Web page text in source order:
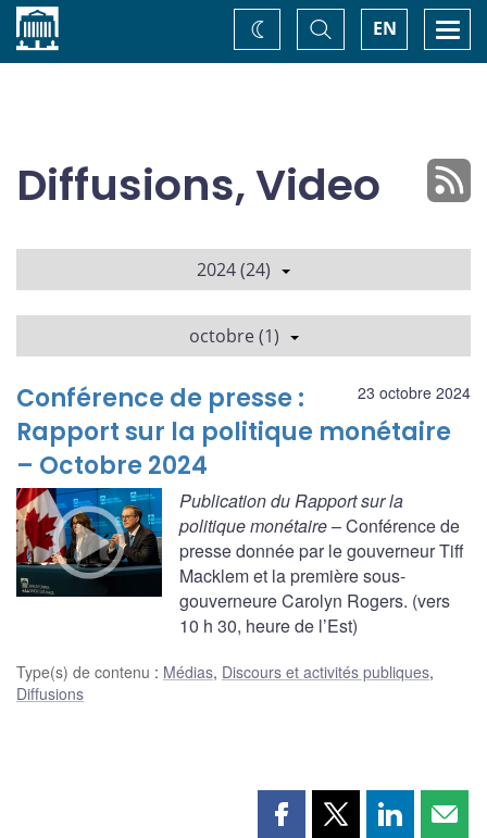
Accueil EN
Basculer
la
recherche
Changez
de
Diffusions, Video
2024 (24)
octobre (1)
23 octobre 2024
Conférence de presse :
Rapport sur la politique monétaire
– Octobre 2024
Publication du Rapport sur la
politique monétaire– Conférence de
presse donnée par le gouverneur Tiff
Macklem et la première sous-
gouverneure Carolyn Rogers. (vers
10 h 30, heure de l’Est)
Type(s) de contenu : Médias, Discours et activités publiques,
Diffusions
PartagerPartagerPartager